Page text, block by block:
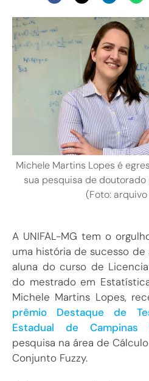
Michele Martins Lopes é
sua pesquisa de doutorado
(Foto:
A UNIFAL-MG tem o
uma história de sucesso de
aluna do curso de
do mestrado em
Michele Martins Lopes,
prêmio Destaque de
Estadual de Campinas
pesquisa na área de
Conjunto Fuzzy.